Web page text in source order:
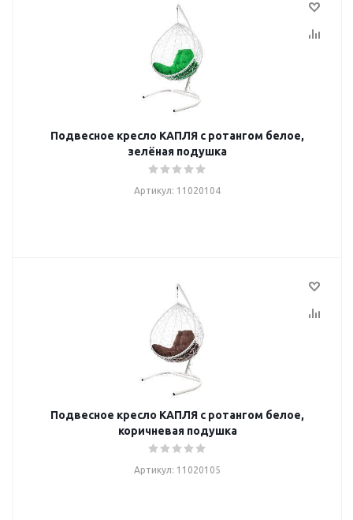
Подвесное кресло КАПЛЯ с ротангом белое,
зелёная подушка
Артикул: 11020104
Подвесное кресло КАПЛЯ с ротангом белое,
коричневая подушка
Артикул: 11020105